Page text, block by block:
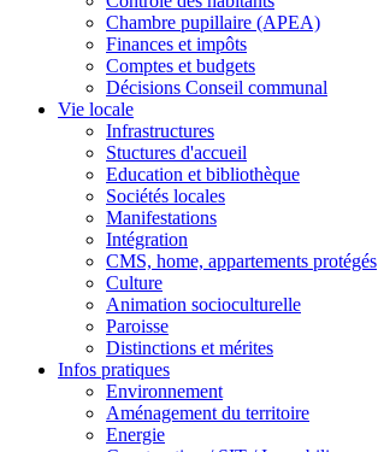
Chambre pupillaire (APEA)
Finances et impôts
Comptes et budgets
Décisions Conseil communal
Vie locale
Infrastructures
Stuctures d'accueil
Education et bibliothèque
Sociétés locales
Manifestations
Intégration
CMS, home, appartements protégés
Culture
Animation socioculturelle
Paroisse
Distinctions et mérites
Infos pratiques
Environnement
Aménagement du territoire
Energie